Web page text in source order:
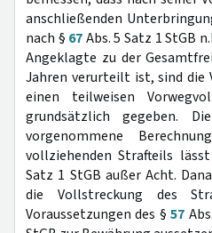
anschließenden
nach § 67Abs. 5 Satz 1 StGB
Angeklagte zu der
Jahren verurteilt ist, sind die
einen teilweisen
grundsätzlich gegeben.
vorgenommene
vollziehenden Strafteils
Satz 1 StGB außer Acht.
die Vollstreckung des
Voraussetzungen des §57